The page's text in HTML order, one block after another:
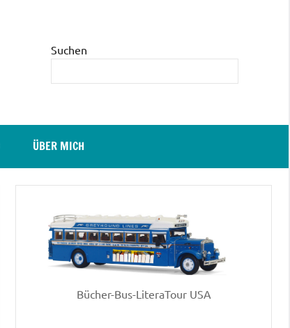
Suchen
ÜBER MICH
Bücher-Bus-LiteraTour USA